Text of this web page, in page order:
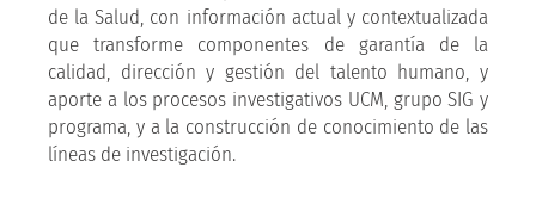
de la Salud, con información actual y contextualizada
que transforme componentes de garantía de la
calidad, dirección y gestión del talento humano, y
aporte a los procesos investigativos UCM, grupo SIG y
programa, y a la construcción de conocimiento de las
líneas de investigación.